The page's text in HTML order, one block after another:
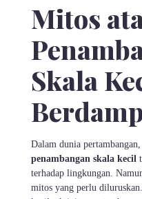
Mitos
Skala
Dalam dunia
penambangan skala kecil
terhadap lingkungan.
mitos yang perlu